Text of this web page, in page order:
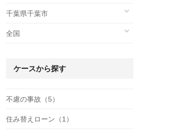
千葉県千葉市
全国
ケースから探す
不慮の事故（5）
住み替えローン（1）